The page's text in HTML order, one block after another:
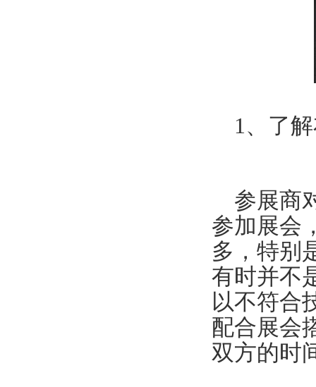
1、了解
参展商
参加展会
多，特别
有时并不
以不符合
配合展会
双方的时